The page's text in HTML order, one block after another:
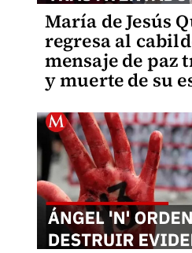
María de Jesús
regresa al
mensaje de paz
y muerte de su